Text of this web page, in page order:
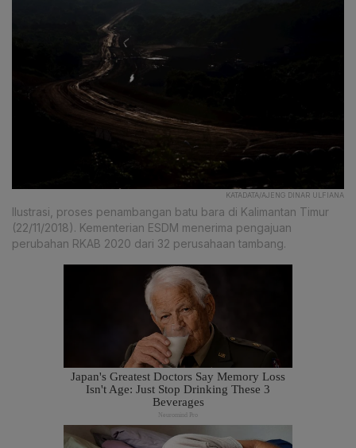
KATADATA/AJENG DINAR ULFIANA
Ilustrasi, proses penambangan batu bara di Kalimantan Timur
(22/11/2018). Kementerian ESDM menerima pengajuan
perubahan RKAB 2020 dari 32 perusahaan tambang.